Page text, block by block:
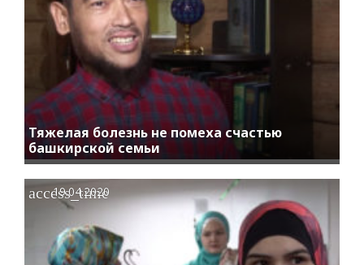
Тяжелая болезнь не помеха счастью
башкирской семьи
access_time
19.04.2020